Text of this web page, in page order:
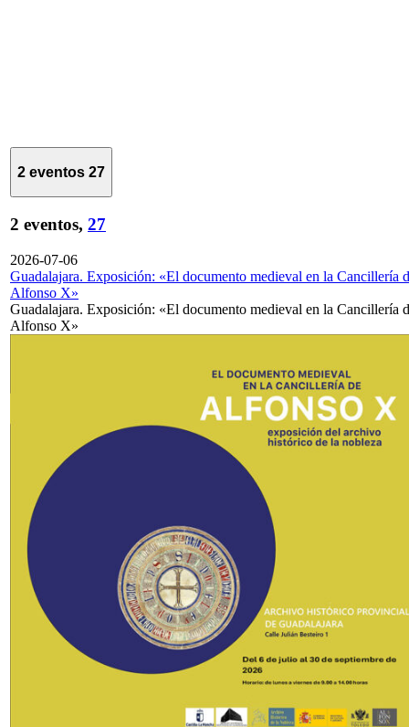
2 eventos 27
2 eventos, 27
2026-07-06
Guadalajara. Exposición: «El documento medieval en la Cancillería
Alfonso X»
Guadalajara. Exposición: «El documento medieval en la Cancillería
Alfonso X»